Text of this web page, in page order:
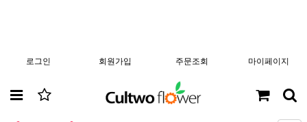
로그인 회원가입 주문조회 마이페이지